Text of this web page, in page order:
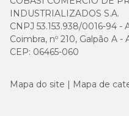
INDUSTRIALIZADOS S.A.
CNPJ 53.153.938/0016-94 -
Coimbra, nº 210, Galpão A
CEP: 06465-060
Mapa do site Mapa de